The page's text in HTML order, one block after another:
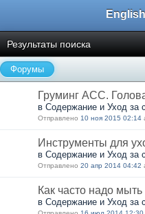
Результаты поиска
Форумы
Груминг АСС.
в Содержание и Уход за
Отправлено 10 ноя 2015 02:14
Инструменты для
в Содержание и Уход за
Отправлено 20 апр 2014 04:42
Как часто надо
в Содержание и Уход за